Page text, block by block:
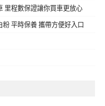
里程數保證讓你買車更放心
平時保養 攜帶方便好入口